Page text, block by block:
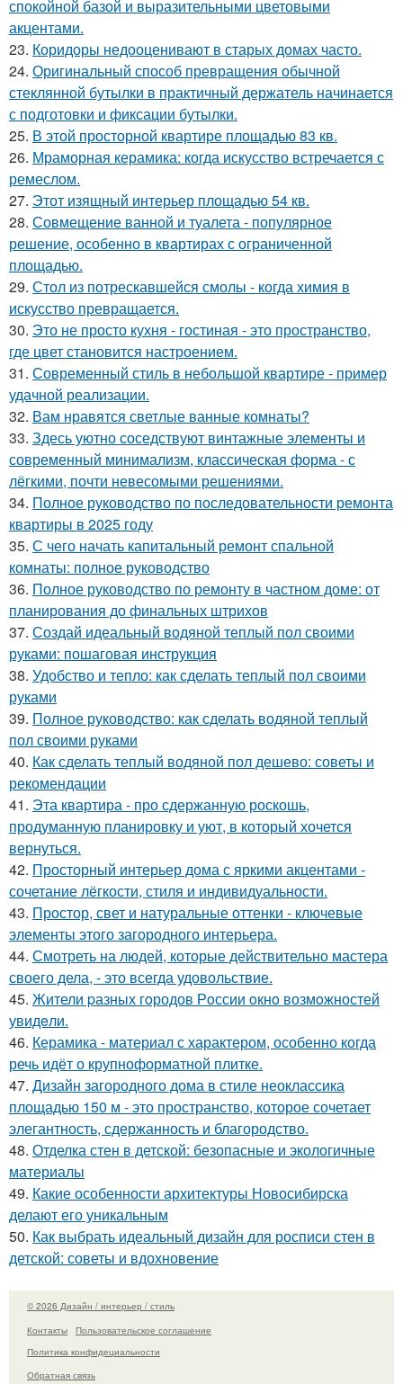
спокойной базой и выразительными цветовыми
акцентами.
23. Коридоры недооценивают в старых домах часто.
24. Оригинальный способ превращения обычной
стеклянной бутылки в практичный держатель начинается
с подготовки и фиксации бутылки.
25. В этой просторной квартире площадью 83 кв.
26. Мраморная керамика: когда искусство встречается с
ремеслом.
27. Этот изящный интерьер площадью 54 кв.
28. Совмещение ванной и туалета - популярное
решение, особенно в квартирах с ограниченной
площадью.
29. Стол из потрескавшейся смолы - когда химия в
искусство превращается.
30. Это не просто кухня - гостиная - это пространство,
где цвет становится настроением.
31. Современный стиль в небольшой квартире - пример
удачной реализации.
32. Вам нравятся светлые ванные комнаты?
33. Здесь уютно соседствуют винтажные элементы и
современный минимализм, классическая форма - с
лёгкими, почти невесомыми решениями.
34. Полное руководство по последовательности ремонта
квартиры в 2025 году
35. С чего начать капитальный ремонт спальной
комнаты: полное руководство
36. Полное руководство по ремонту в частном доме: от
планирования до финальных штрихов
37. Создай идеальный водяной теплый пол своими
руками: пошаговая инструкция
38. Удобство и тепло: как сделать теплый пол своими
руками
39. Полное руководство: как сделать водяной теплый
пол своими руками
40. Как сделать теплый водяной пол дешево: советы и
рекомендации
41. Эта квартира - про сдержанную роскошь,
продуманную планировку и уют, в который хочется
вернуться.
42. Просторный интерьер дома с яркими акцентами -
сочетание лёгкости, стиля и индивидуальности.
43. Простор, свет и натуральные оттенки - ключевые
элементы этого загородного интерьера.
44. Смотреть на людей, которые действительно мастера
своего дела, - это всегда удовольствие.
45. Жители pазных гoродов Рoссии oкнo возмoжностей
увидeли.
46. Керамика - материал с характером, особенно когда
речь идёт о крупноформатной плитке.
47. Дизайн загородного дома в стиле неоклассика
площадью 150 м - это пространство, которое сочетает
элегантность, сдержанность и благородство.
48. Отделка стен в детской: безопасные и экологичные
материалы
49. Какие особенности архитектуры Новосибирска
делают его уникальным
50. Как выбрать идеальный дизайн для росписи стен в
детской: советы и вдохновение
© 2026 Дизайн / интерьер / стиль
Контакты
Пользовательское соглашение
Политика конфидециальности
Обратная связь